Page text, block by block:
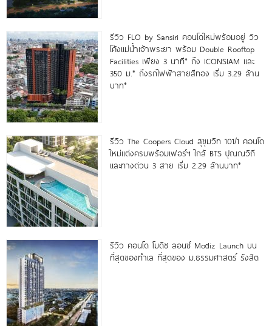
รีวิว FLO by Sansiri คอนโดใหม่พร้อมอยู่ วิว
โค้งแม่น้ำเจ้าพระยา พร้อม Double Rooftop
Facilities เพียง 3 นาที* ถึง ICONSIAM และ
350 ม.* ถึงรถไฟฟ้าสายสีทอง เริ่ม 3.29 ล้าน
บาท*
รีวิว The Coopers Cloud สุขุมวิท 101/1 คอนโด
ใหม่แต่งครบพร้อมเฟอร์ฯ ใกล้ BTS ปุณณวิถี
และทางด่วน 3 สาย เริ่ม 2.29 ล้านบาท*
รีวิว คอนโด โมดิซ ลอนซ์ Modiz Launch บน
ที่สุดของทำเล ที่สุดของ ม.ธรรมศาสตร์ รังสิต